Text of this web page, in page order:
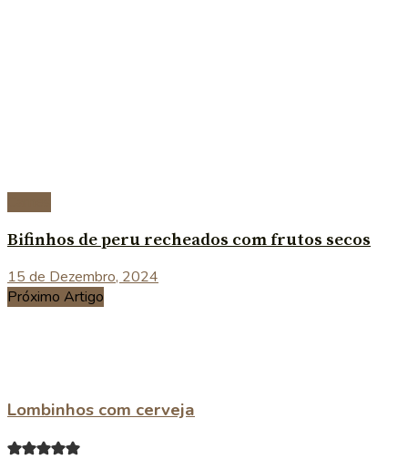
Bifinhos de peru recheados com frutos secos
15 de Dezembro, 2024
Próximo Artigo
Lombinhos com cerveja